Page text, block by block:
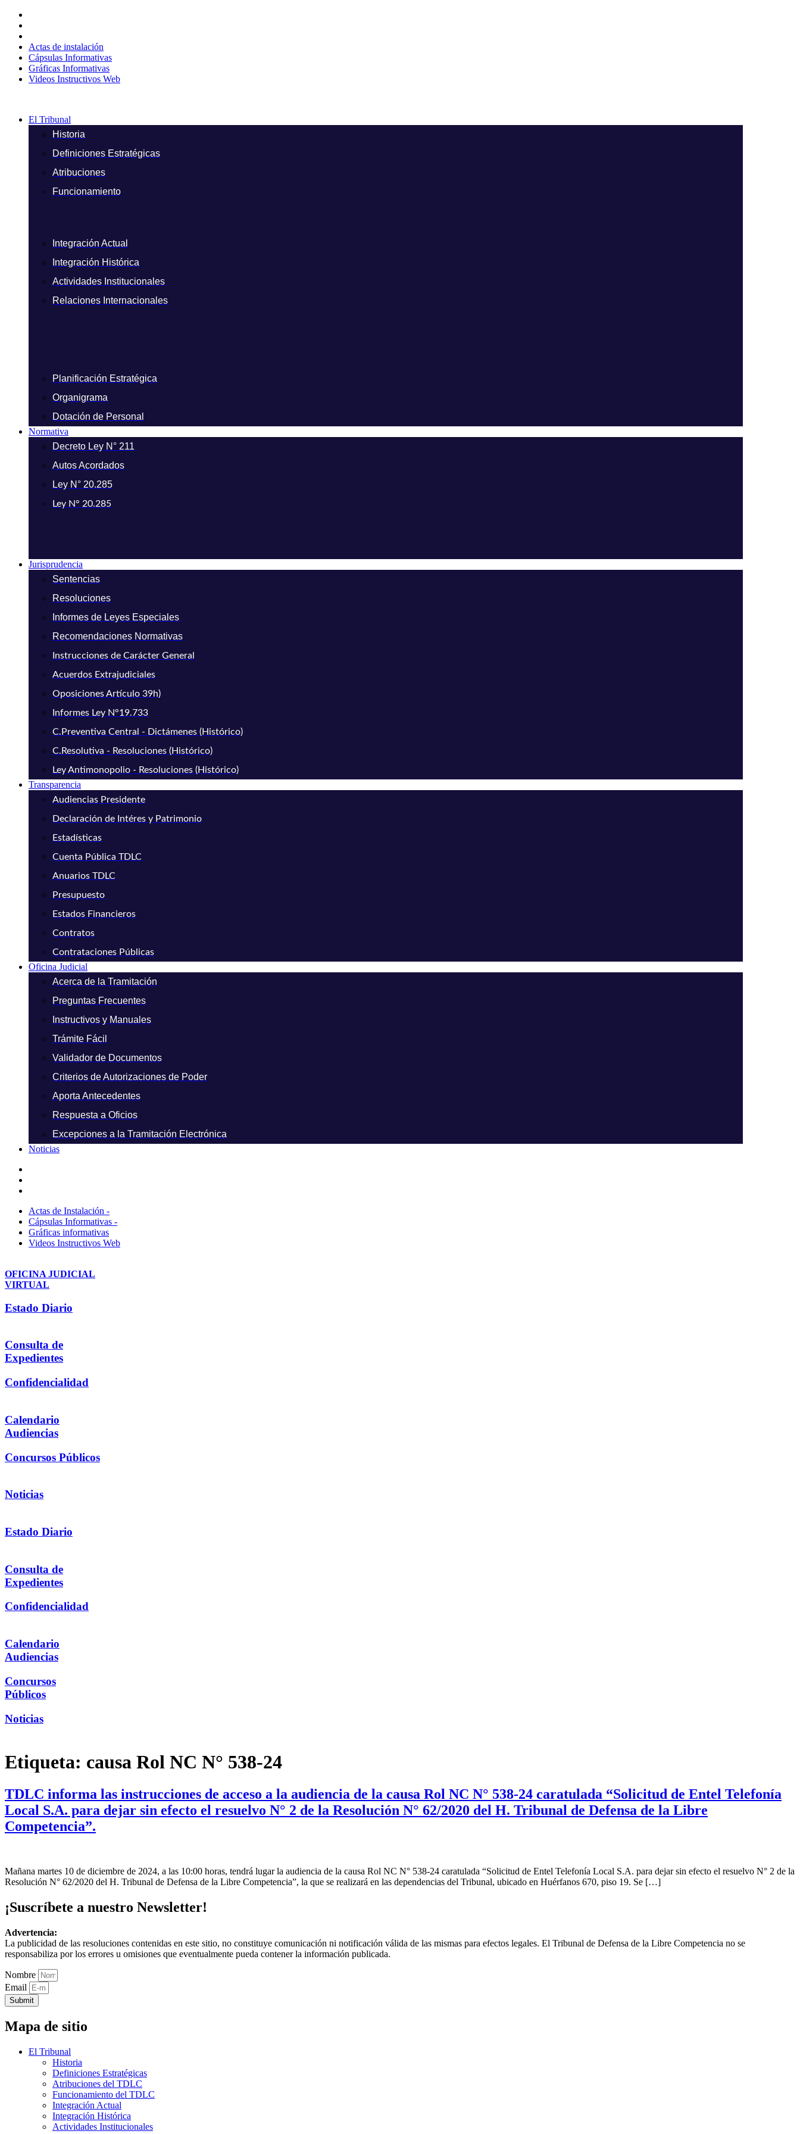
contenido
Actas de instalación
Cápsulas Informativas
Gráficas Informativas
Videos Instructivos Web
El Tribunal
Historia
Definiciones Estratégicas
Atribuciones
Funcionamiento
Integración Actual
Integración Histórica
Actividades Institucionales
Relaciones Internacionales
Planificación Estratégica
Organigrama
Dotación de Personal
Normativa
Decreto Ley N° 211
Autos Acordados
Ley N° 20.285
Ley N° 20.285
Jurisprudencia
Sentencias
Resoluciones
Informes de Leyes Especiales
Recomendaciones Normativas
Instrucciones de Carácter General
Acuerdos Extrajudiciales
Oposiciones Artículo 39h)
Informes Ley N°19.733
C.Preventiva Central - Dictámenes (Histórico)
C.Resolutiva - Resoluciones (Histórico)
Ley Antimonopolio - Resoluciones (Histórico)
Transparencia
Audiencias Presidente
Declaración de Intéres y Patrimonio
Estadísticas
Cuenta Pública TDLC
Anuarios TDLC
Presupuesto
Estados Financieros
Contratos
Contrataciones Públicas
Oficina Judicial
Acerca de la Tramitación
Preguntas Frecuentes
Instructivos y Manuales
Trámite Fácil
Validador de Documentos
Criterios de Autorizaciones de Poder
Aporta Antecedentes
Respuesta a Oficios
Excepciones a la Tramitación Electrónica
Noticias
Actas de Instalación -
Cápsulas Informativas -
Gráficas informativas
Videos Instructivos Web
OFICINA JUDICIAL
VIRTUAL
Estado Diario
Consulta de
Expedientes
Confidencialidad
Calendario
Audiencias
Concursos Públicos
Noticias
Estado Diario
Consulta de
Expedientes
Confidencialidad
Calendario
Audiencias
Concursos
Públicos
Noticias
Etiqueta: causa Rol NC N° 538-24
TDLC informa las instrucciones de acceso a la audiencia de la causa Rol NC N° 538-24 caratulada “Solicitud de Entel Telefonía
Local S.A. para dejar sin efecto el resuelvo N° 2 de la Resolución N° 62/2020 del H. Tribunal de Defensa de la Libre
Competencia”.
Mañana martes 10 de diciembre de 2024, a las 10:00 horas, tendrá lugar la audiencia de la causa Rol NC N° 538-24 caratulada “Solicitud de Entel Telefonía Local S.A. para dejar sin efecto el resuelvo N° 2 de la
Resolución N° 62/2020 del H. Tribunal de Defensa de la Libre Competencia”, la que se realizará en las dependencias del Tribunal, ubicado en Huérfanos 670, piso 19. Se […]
¡Suscríbete a nuestro Newsletter!
Advertencia:
La publicidad de las resoluciones contenidas en este sitio, no constituye comunicación ni notificación válida de las mismas para efectos legales. El Tribunal de Defensa de la Libre Competencia no se
responsabiliza por los errores u omisiones que eventualmente pueda contener la información publicada.
Nombre
Email
Submit
Mapa de sitio
El Tribunal
Historia
Definiciones Estratégicas
Atribuciones del TDLC
Funcionamiento del TDLC
Integración Actual
Integración Histórica
Actividades Institucionales